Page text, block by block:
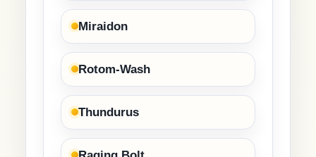
Miraidon
Rotom-Wash
Thundurus